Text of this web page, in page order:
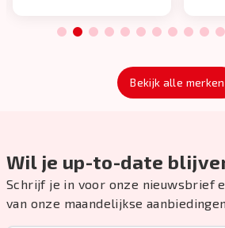
1 2 3 4 5 6 7 8 9 10 11
Bekijk alle merken
Wil je up-to-date
Schrijf je in voor onze nieuwsbrief
van onze maandelijkse